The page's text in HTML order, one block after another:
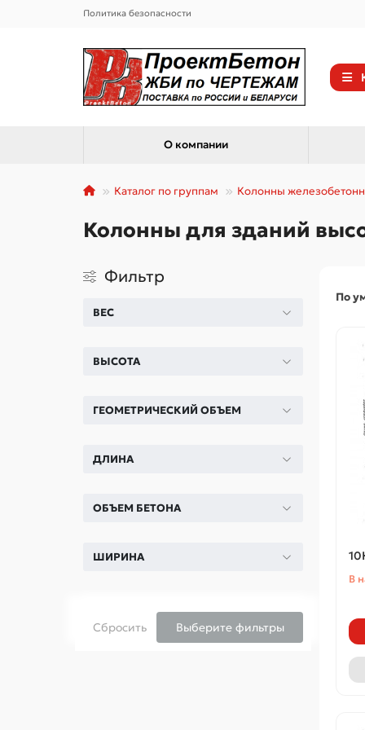
Политика безопасности
О компании
Каталог по группам Колонны
Колонны для зданий
Фильтр
ВЕС
ВЫСОТА
ГЕОМЕТРИЧЕСКИЙ ОБЪЕМ
ДЛИНА
ОБЪЕМ БЕТОНА
ШИРИНА
Сбросить Выберите фильтры
По
В